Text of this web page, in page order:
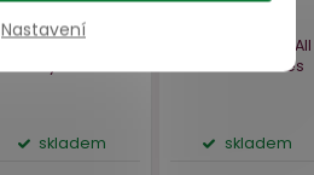
Nastavení
Strapon tanga se 2 Vodní